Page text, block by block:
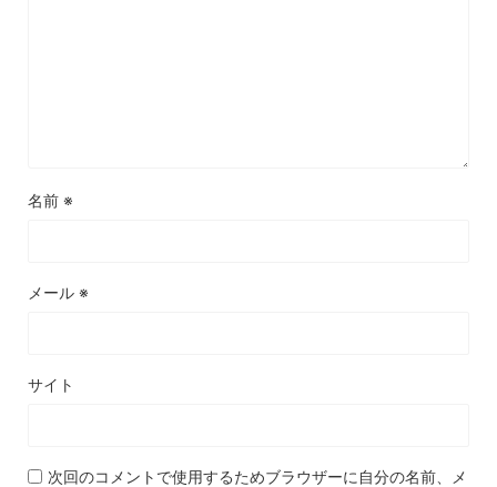
名前 ※
メール ※
サイト
次回のコメントで使用するためブラウザーに自分の名前、メ